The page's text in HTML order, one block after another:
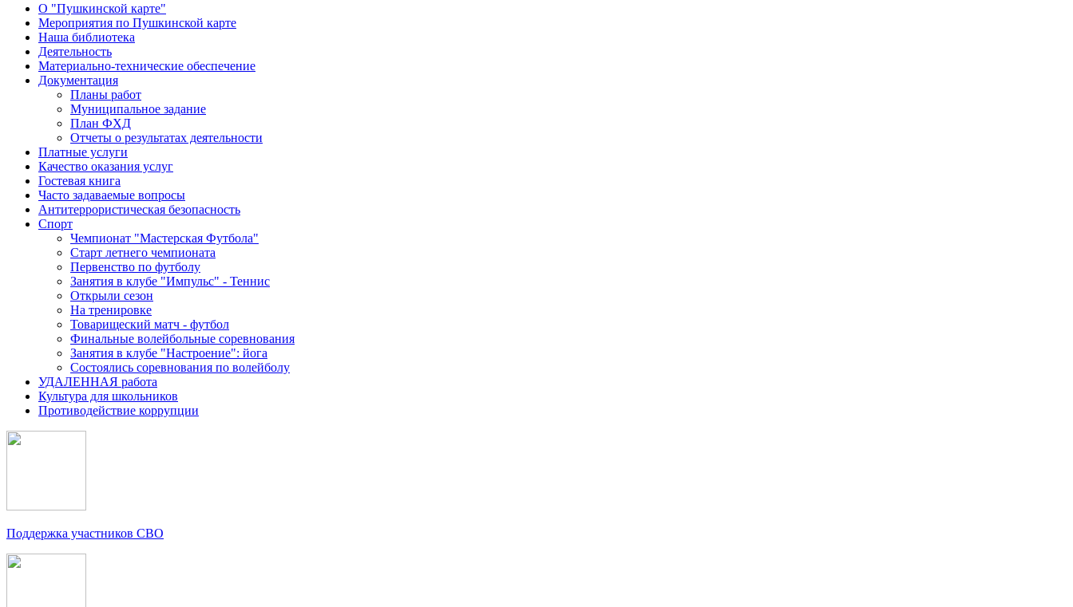
О "Пушкинской карте"
Мероприятия по Пушкинской карте
Наша библиотека
Деятельность
Материально-технические обеспечение
Документация
Планы работ
Муниципальное задание
План ФХД
Отчеты о результатах деятельности
Платные услуги
Качество оказания услуг
Гостевая книга
Часто задаваемые вопросы
Антитеррористическая безопасность
Спорт
Чемпионат "Мастерская Футбола"
Старт летнего чемпионата
Первенство по футболу
Занятия в клубе "Импульс" - Теннис
Открыли сезон
На тренировке
Товарищеский матч - футбол
Финальные волейбольные соревнования
Занятия в клубе "Настроение": йога
Состоялись соревнования по волейболу
УДАЛЕННАЯ работа
Культура для школьников
Противодействие коррупции
Поддержка участников СВО